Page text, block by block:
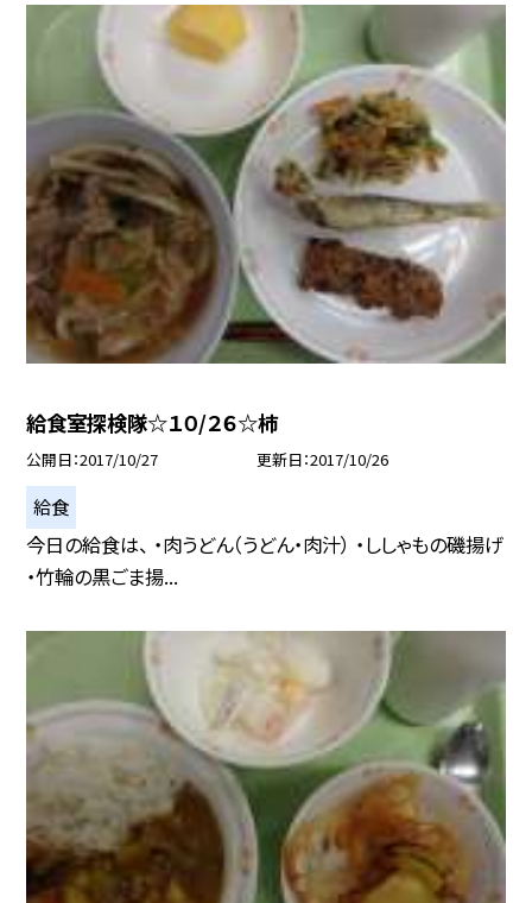
給食室探検隊☆１０/２６☆柿
公開日 2017/10/27 更新日 2017/10/26
給食
今日の給食は、 ・肉うどん（うどん・肉汁） ・ししゃもの磯揚げ
・竹輪の黒ごま揚...